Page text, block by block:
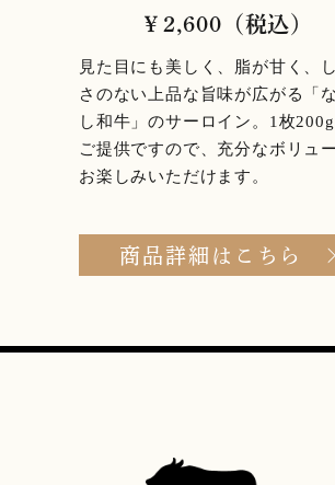
￥2,600（税込）
見た目にも美しく、脂が甘く、
さのない上品な旨味が広がる「
し和牛」のサーロイン。1枚
ご提供ですので、充分なボリュ
お楽しみいただけます。
商品詳細はこちら